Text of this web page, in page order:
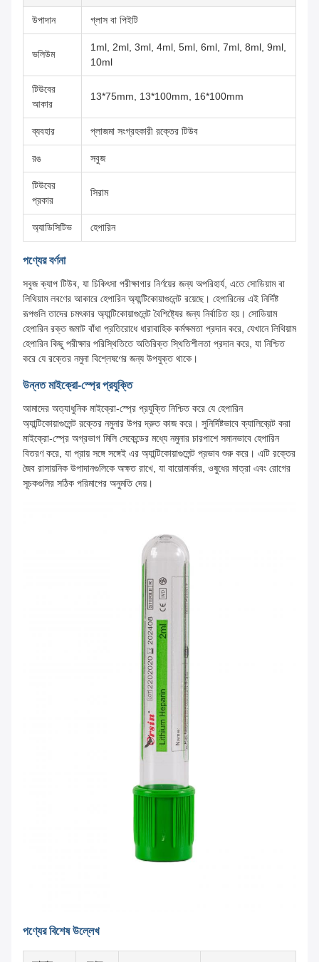
উপাদান গ্লাস বা পিইটি
ভলিউম
1ml, 2ml, 3ml, 4ml, 5ml, 6ml, 7ml, 8ml, 9ml,
10ml
টিউবের
আকার
13*75mm, 13*100mm, 16*100mm
ব্যবহার প্লাজমা সংগ্রহকারী রক্তের টিউব
রঙ সবুজ
টিউবের
প্রকার
সিরাম
অ্যাডিসিটিভ হেপারিন
পণ্যের বর্ণনা
সবুজ ক্যাপ টিউব, যা চিকিৎসা পরীক্ষাগার নির্ণয়ের জন্য অপরিহার্য, এতে সোডিয়াম বা
লিথিয়াম লবণের আকারে হেপারিন অ্যান্টিকোয়াগুলেন্ট রয়েছে। হেপারিনের এই নির্দিষ্ট
রূপগুলি তাদের চমৎকার অ্যান্টিকোয়াগুলেন্ট বৈশিষ্ট্যের জন্য নির্বাচিত হয়। সোডিয়াম
হেপারিন রক্ত জমাট বাঁধা প্রতিরোধে ধারাবাহিক কর্মক্ষমতা প্রদান করে, যেখানে লিথিয়াম
হেপারিন কিছু পরীক্ষার পরিস্থিতিতে অতিরিক্ত স্থিতিশীলতা প্রদান করে, যা নিশ্চিত
করে যে রক্তের নমুনা বিশ্লেষণের জন্য উপযুক্ত থাকে।
উন্নত মাইক্রো-স্প্রে প্রযুক্তি
আমাদের অত্যাধুনিক মাইক্রো-স্প্রে প্রযুক্তি নিশ্চিত করে যে হেপারিন
অ্যান্টিকোয়াগুলেন্ট রক্তের নমুনার উপর দ্রুত কাজ করে। সুনির্দিষ্টভাবে ক্যালিব্রেট করা
মাইক্রো-স্প্রে অগ্রভাগ মিলি সেকেন্ডের মধ্যে নমুনার চারপাশে সমানভাবে হেপারিন
বিতরণ করে, যা প্রায় সঙ্গে সঙ্গেই এর অ্যান্টিকোয়াগুলেন্ট প্রভাব শুরু করে। এটি রক্তের
জৈব রাসায়নিক উপাদানগুলিকে অক্ষত রাখে, যা বায়োমার্কার, ওষুধের মাত্রা এবং রোগের
সূচকগুলির সঠিক পরিমাপের অনুমতি দেয়।
পণ্যের বিশেষ উল্লেখ